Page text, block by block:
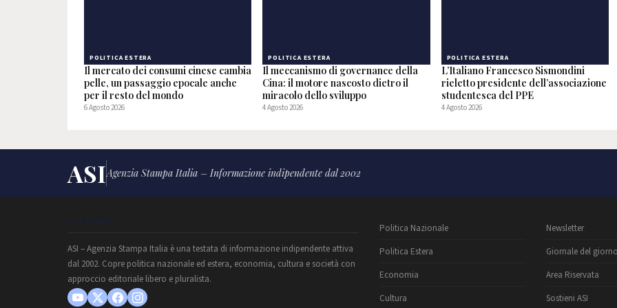
POLITICA ESTERA
Il mercato dei consumi cinese cambia
pelle, un passaggio epocale anche
per il resto del mondo
6 Agosto 2026
POLITICA ESTERA
Il meccanismo di governance della
Cina: il motore nascosto dietro il
miracolo dello sviluppo
4 Agosto 2026
POLITICA ESTERA
L’Italiano Francesco Sismondini
rieletto presidente dell’associazione
studentesca del PPE
4 Agosto 2026
ASIAgenzia Stampa Italia – Informazione indipendente dal 2002
CHI SIAMO
ASI – Agenzia Stampa Italia è una testata di informazione indipendente attiva
dal 2002. Copre politica nazionale ed estera, economia, cultura e società con
approccio editoriale libero e pluralista.
Politica Nazionale
Politica Estera
Economia
Cultura
Newsletter
Giornale del giorno
Area Riservata
Sostieni ASI